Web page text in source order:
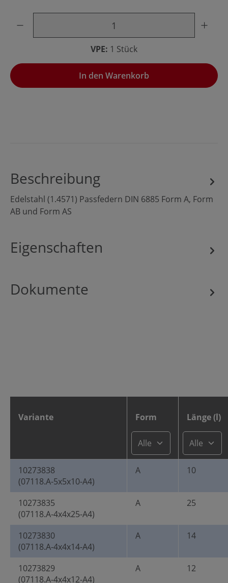
VPE: 1 Stück
In den Warenkorb
Beschreibung
Edelstahl (1.4571) Passfedern DIN 6885 Form A, Form
AB und Form AS
Eigenschaften
Dokumente
Variante Form Länge (l)
10273838
(07118.A-5x5x10-A4)
A 10
10273835
(07118.A-4x4x25-A4)
A 25
10273830
(07118.A-4x4x14-A4)
A 14
10273829
(07118.A-4x4x12-A4)
A 12